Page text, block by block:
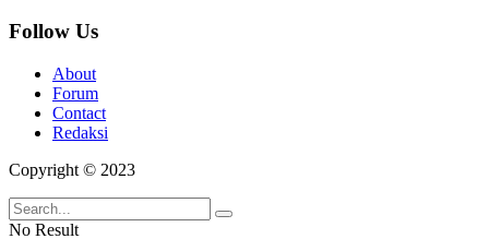
Follow Us
About
Forum
Contact
Redaksi
Copyright © 2023
No Result